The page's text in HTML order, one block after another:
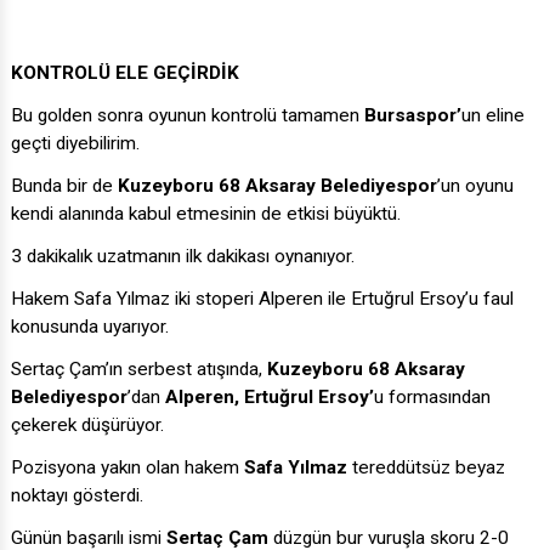
KONTROLÜ ELE GEÇİRDİK
Bu golden sonra oyunun kontrolü tamamen Bursaspor’un eline
geçti diyebilirim.
Bunda bir de Kuzeyboru 68 Aksaray Belediyespor’un oyunu
kendi alanında kabul etmesinin de etkisi büyüktü.
3 dakikalık uzatmanın ilk dakikası oynanıyor.
Hakem Safa Yılmaz iki stoperi Alperen ile Ertuğrul Ersoy’u faul
konusunda uyarıyor.
Sertaç Çam’ın serbest atışında, Kuzeyboru 68 Aksaray
Belediyespor’dan Alperen, Ertuğrul Ersoy’u formasından
çekerek düşürüyor.
Pozisyona yakın olan hakem Safa Yılmaz tereddütsüz beyaz
noktayı gösterdi.
Günün başarılı ismi Sertaç Çam düzgün bur vuruşla skoru 2-0